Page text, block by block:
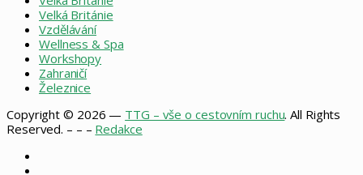
Velká Británie
Vzdělávání
Wellness & Spa
Workshopy
Zahraničí
Železnice
Copyright © 2026 — TTG – vše o cestovním ruchu. All Rights
Reserved. – – – Redakce